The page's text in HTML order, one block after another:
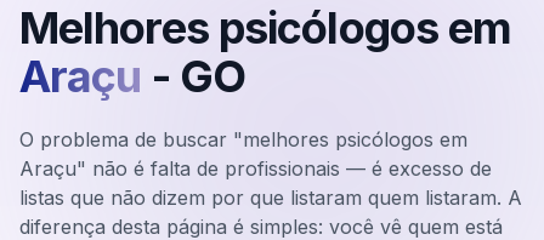
Melhores psicólogos em
Araçu - GO
O problema de buscar "melhores psicólogos em
Araçu" não é falta de profissionais — é excesso de
listas que não dizem por que listaram quem listaram. A
diferença desta página é simples: você vê quem está